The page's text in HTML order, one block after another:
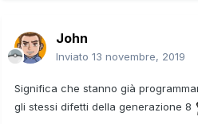
John
Inviato 13 novembre, 2019
Significa che stanno già
gli stessi difetti della generazione 8